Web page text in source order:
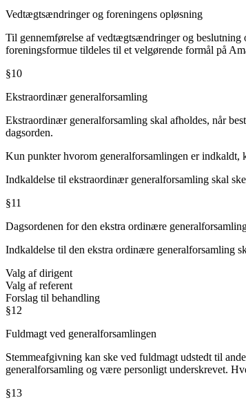
Vedtægtsændringer og foreningens opløsning
Til gennemførelse af vedtægtsændringer og beslutning
foreningsformue tildeles til et velgørende formål på
§10
Ekstraordinær generalforsamling
Ekstraordinær generalforsamling skal afholdes, når
dagsorden.
Kun punkter hvorom generalforsamlingen er indkaldt,
Indkaldelse til ekstraordinær generalforsamling skal
§11
Dagsordenen for den ekstra ordinære
Indkaldelse til den ekstra ordinære generalforsamling
Valg af dirigent
Valg af referent
Forslag til behandling
§12
Fuldmagt ved generalforsamlingen
Stemmeafgivning kan ske ved fuldmagt udstedt til
generalforsamling og være personligt underskrevet.
§13